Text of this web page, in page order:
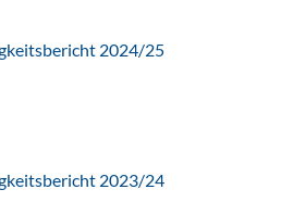
2024/25
2023/24